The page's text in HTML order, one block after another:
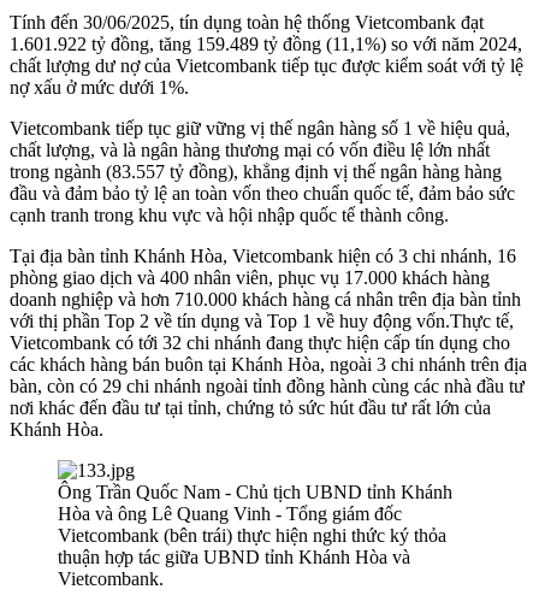
Tính đến 30/06/2025, tín dụng toàn hệ thống Vietcombank đạt
1.601.922 tỷ đồng, tăng 159.489 tỷ đồng (11,1%) so với năm 2024,
chất lượng dư nợ của Vietcombank tiếp tục được kiểm soát với tỷ lệ
nợ xấu ở mức dưới 1%.
Vietcombank tiếp tục giữ vững vị thế ngân hàng số 1 về hiệu quả,
chất lượng, và là ngân hàng thương mại có vốn điều lệ lớn nhất
trong ngành (83.557 tỷ đồng), khẳng định vị thế ngân hàng hàng
đầu và đảm bảo tỷ lệ an toàn vốn theo chuẩn quốc tế, đảm bảo sức
cạnh tranh trong khu vực và hội nhập quốc tế thành công.
Tại địa bàn tỉnh Khánh Hòa, Vietcombank hiện có 3 chi nhánh, 16
phòng giao dịch và 400 nhân viên, phục vụ 17.000 khách hàng
doanh nghiệp và hơn 710.000 khách hàng cá nhân trên địa bàn tỉnh
với thị phần Top 2 về tín dụng và Top 1 về huy động vốn.Thực tế,
Vietcombank có tới 32 chi nhánh đang thực hiện cấp tín dụng cho
các khách hàng bán buôn tại Khánh Hòa, ngoài 3 chi nhánh trên địa
bàn, còn có 29 chi nhánh ngoài tỉnh đồng hành cùng các nhà đầu tư
nơi khác đến đầu tư tại tỉnh, chứng tỏ sức hút đầu tư rất lớn của
Khánh Hòa.
Ông Trần Quốc Nam - Chủ tịch UBND tỉnh Khánh
Hòa và ông Lê Quang Vinh - Tổng giám đốc
Vietcombank (bên trái) thực hiện nghi thức ký thỏa
thuận hợp tác giữa UBND tỉnh Khánh Hòa và
Vietcombank.